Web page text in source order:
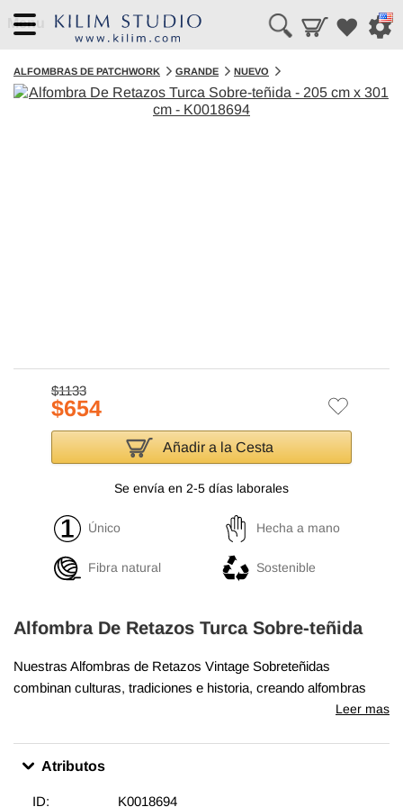
Menu
ALFOMBRAS DE PATCHWORK GRANDE NUEVO
$1133
$654
Añadir a la Cesta
Se envía en 2-5 días laborales
Único Hecha a mano
Fibra natural Sostenible
Alfombra De Retazos Turca Sobre-teñida
Nuestras Alfombras de Retazos Vintage Sobreteñidas
combinan culturas, tradiciones e historia, creando alfombras
maravillosamente únicas. Seleccionamos alfombras turcas
Lavamos los colores, recortamos las pilas, pero cuidamos de
mantener los patrones originales aún vivos. Luego los
Leer mas
Atributos
ID:
K0018694